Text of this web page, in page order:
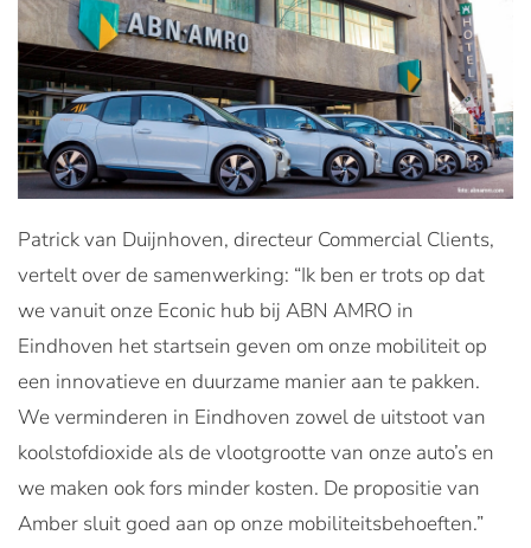
Patrick van Duijnhoven, directeur Commercial Clients,
vertelt over de samenwerking: “Ik ben er trots op dat
we vanuit onze Econic hub bij ABN AMRO in
Eindhoven het startsein geven om onze mobiliteit op
een innovatieve en duurzame manier aan te pakken.
We verminderen in Eindhoven zowel de uitstoot van
koolstofdioxide als de vlootgrootte van onze auto’s en
we maken ook fors minder kosten. De propositie van
Amber sluit goed aan op onze mobiliteitsbehoeften.”